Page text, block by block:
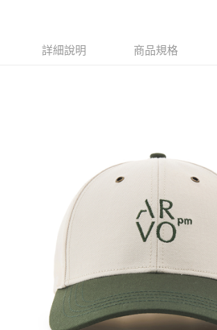
每筆NT$120，滿NT$3,000(含以上)免運費
詳細說明 商品規格